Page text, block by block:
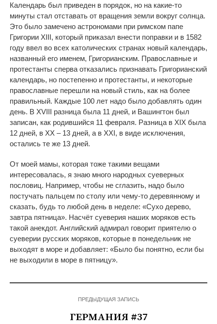
Календарь был приведен в порядок, но на какие-то
минуты стал отставать от вращения земли вокруг солнца.
Это было замечено астрономами при римском папе
Григории ХIII, который приказал внести поправки и в 1582
году ввел во всех католических странах новый календарь,
названный его именем, Григорианским. Православные и
протестанты сперва отказались признавать Григорианский
календарь, но постепенно и протестанты, и некоторые
православные перешли на новый стиль, как на более
правильный. Каждые 100 лет надо было добавлять один
день. В ХVIII разница была 11 дней, и Вашингтон был
записан, как родившийся 11 февраля. Разница в ХIХ была
12 дней, в ХХ – 13 дней, а в ХХI, в виде исключения,
остались те же 13 дней.
От моей мамы, которая тоже такими вещами
интересовалась, я знаю много народных суеверных
пословиц. Например, чтобы не сглазить, надо было
постучать пальцем по столу или чему-то деревянному и
сказать, будь то любой день в неделе: «Сухо дерево,
завтра пятница». Насчёт суеверия наших моряков есть
такой анекдот. Английский адмирал говорит приятелю о
суеверии русских моряков, которые в понедельник не
выходят в море и добавляет: «Было бы понятно, если бы
не выходили в море в пятницу».
ПРЕДЫДУЩАЯ ЗАПИСЬ
ГЕРМАНИЯ #37